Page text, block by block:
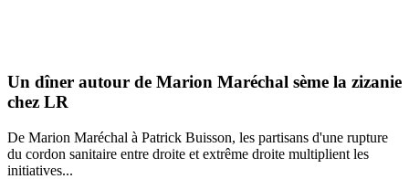
Un dîner autour de Marion Maréchal sème la zizanie
chez LR
De Marion Maréchal à Patrick Buisson, les partisans d'une rupture
du cordon sanitaire entre droite et extrême droite multiplient les
initiatives...